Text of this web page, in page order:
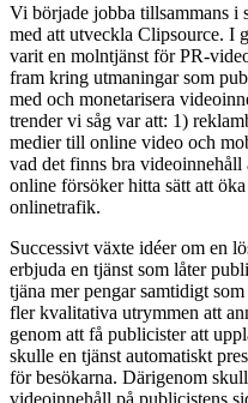
Vi började jobba tillsammans i
med att utveckla Clipsource. I
varit en molntjänst för PR-
fram kring utmaningar som
med och monetarisera
trender vi såg var att: 1)
medier till online video och
vad det finns bra
online försöker hitta sätt att
onlinetrafik.
Successivt växte idéer om en
erbjuda en tjänst som låter
tjäna mer pengar samtidigt
fler kvalitativa utrymmen att
genom att få publicister att
skulle en tjänst automatiskt
för besökarna. Därigenom
videoinnehåll på publicistens